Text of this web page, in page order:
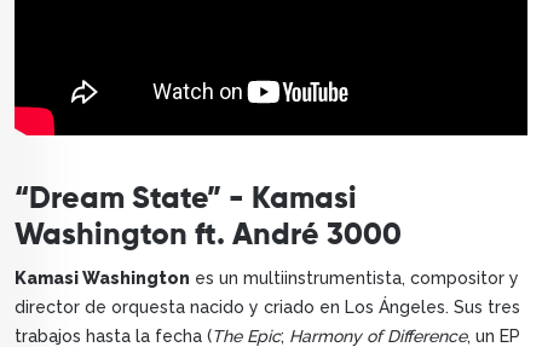
“Dream State” - Kamasi
Washington ft. André 3000
Kamasi Washington es un multiinstrumentista, compositor y
director de orquesta nacido y criado en Los Ángeles. Sus tres
trabajos hasta la fecha (The Epic; Harmony of Difference, un EP